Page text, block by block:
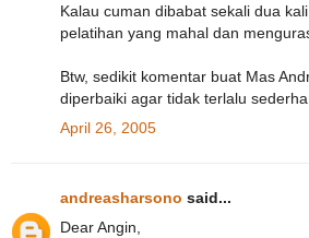
Kalau cuman dibabat sekali dua
pelatihan yang mahal dan
Btw, sedikit komentar buat Mas
diperbaiki agar tidak terlalu
April 26, 2005
andreasharsono said...
Dear Angin,